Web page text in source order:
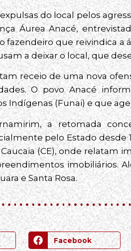
do local pelos
Áurea Anacé,
fazendeiro que reivindica
a deixar o local, que
receio de uma nova
O povo Anacé
Indígenas (Funai) e que
a retomada
pelo Estado desde
(CE), onde relatam
imobiliários.
e Santa Rosa.
Facebook